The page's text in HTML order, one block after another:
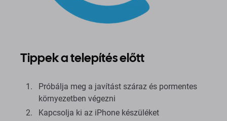
Tippek a telepítés előtt
Próbálja meg a javítást száraz és pormentes
környezetben végezni
Kapcsolja ki az iPhone készüléket